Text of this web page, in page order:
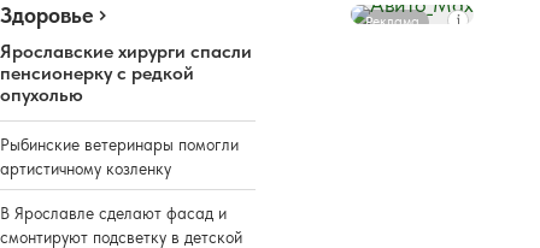
Здоровье
Ярославские хирурги спасли
пенсионерку с редкой
опухолью
Рыбинские ветеринары помогли
артистичному козленку
В Ярославле сделают фасад и
смонтируют подсветку в детской
Реклама